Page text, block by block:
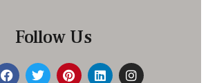
Follow Us